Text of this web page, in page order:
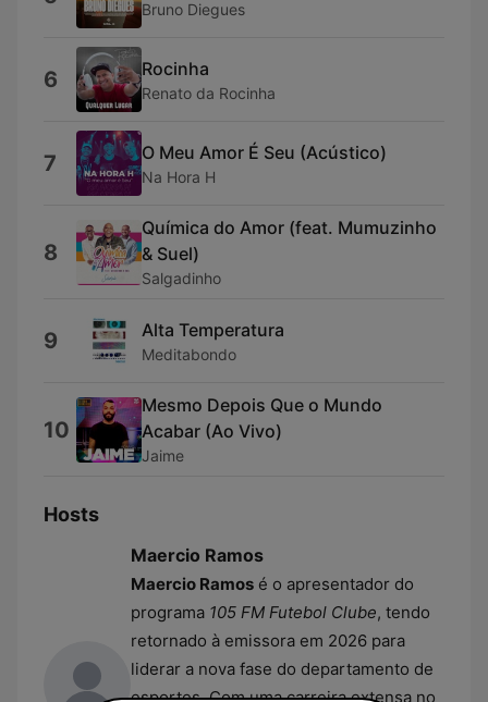
Bruno Diegues
6 Rocinha
Renato da Rocinha
7 O Meu Amor É Seu (Acústico)
Na Hora H
8
Química do Amor (feat. Mumuzinho
& Suel)
Salgadinho
9 Alta Temperatura
Meditabondo
10
Mesmo Depois Que o Mundo
Acabar (Ao Vivo)
Jaime
Hosts
Maercio Ramos
Maercio Ramos é o apresentador do
programa 105 FM Futebol Clube, tendo
retornado à emissora em 2026 para
liderar a nova fase do departamento de
esportes. Com uma carreira extensa no